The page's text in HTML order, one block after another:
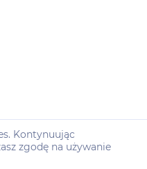
Kontynuując
zgodę na używanie